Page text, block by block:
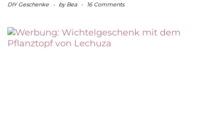
DIY Geschenke - byBea - 16 Comments